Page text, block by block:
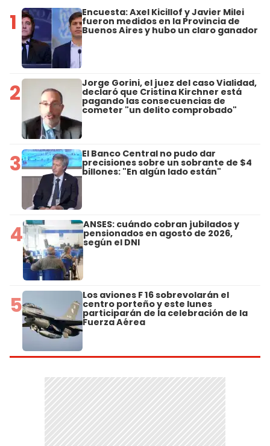
1 Encuesta: Axel Kicillof y Javier Milei
fueron medidos en la Provincia de
Buenos Aires y hubo un claro ganador
2 Jorge Gorini, el juez del caso Vialidad,
declaró que Cristina Kirchner está
pagando las consecuencias de
cometer "un delito comprobado"
3 El Banco Central no pudo dar
precisiones sobre un sobrante de $4
billones: "En algún lado están"
4 ANSES: cuándo cobran jubilados y
pensionados en agosto de 2026,
según el DNI
5 Los aviones F 16 sobrevolarán el
centro porteño y este lunes
participarán de la celebración de la
Fuerza Aérea